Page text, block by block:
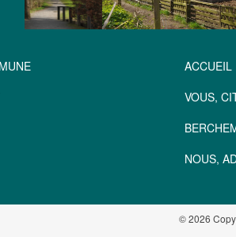
ACCUEIL
VOUS,
NOUS,
© 2026